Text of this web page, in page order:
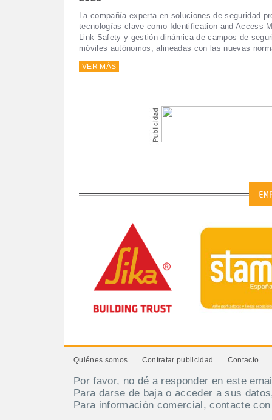
La compañía experta en soluciones de seguridad
tecnologías clave como Identification and Access
Link Safety y gestión dinámica de campos de
móviles autónomos, alineadas con las nuevas
VER MÁS
Quiénes somos Contratar publicidad Contacto
Por favor, no dé a responder en este
Para darse de baja o acceder a sus
Para información comercial, contacte